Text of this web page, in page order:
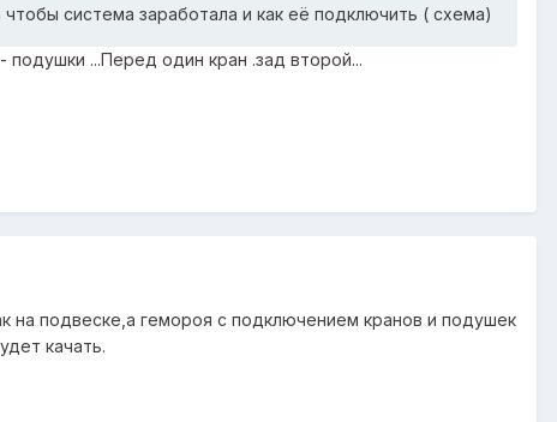
система заработала и как её подключить ( схема)
подушки ...Перед один кран .зад второй...
на подвеске,а гемороя с подключением кранов и подушек
качать.